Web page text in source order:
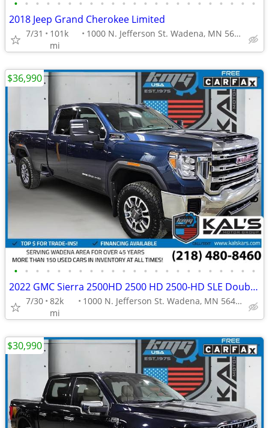
• • • • • • • • • • • • • • • • • • • • • • •
2018 Jeep Grand Cherokee Limited
7/31
101k
mi
1000 N. Jefferson St. Wadena, MN 56482
• • • • • • • • • • • • • • • • • • • • • • •
2022 GMC Sierra 2500HD 2500 HD 2500-HD SLE Double CabLB
7/30 82k
mi
1000 N. Jefferson St. Wadena, MN 56482
$36,990
$30,990